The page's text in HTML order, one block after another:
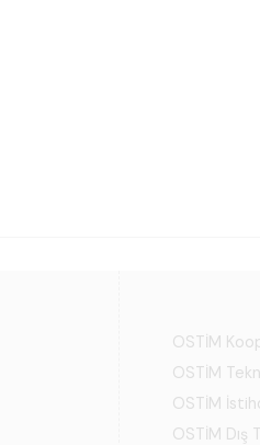
OSTİM
OSTİM
OSTİM
OSTİM Dış